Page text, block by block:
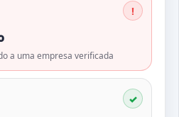
a uma empresa verificada